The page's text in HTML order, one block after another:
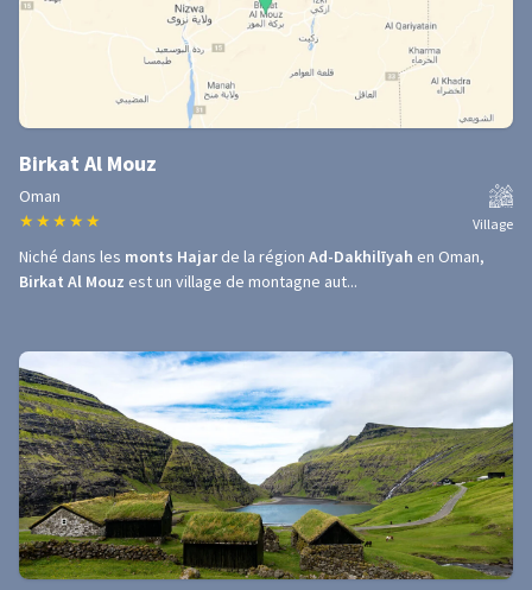
Birkat Al Mouz
Oman
★ ★ ★ ★ ★ Village
Niché dans les monts Hajarde la région Ad-Dakhilīyah en Oman,
Birkat Al Mouz est un village de montagne aut...